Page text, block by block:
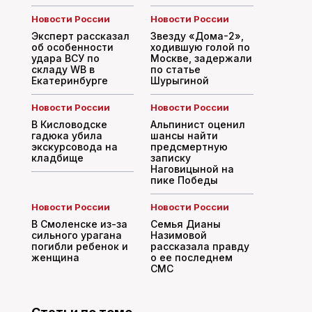
Новости России
Эксперт рассказал
об особенности
удара ВСУ по
складу WB в
Екатеринбурге
Новости России
Звезду «Дома-2»,
ходившую голой по
Москве, задержали
по статье
Шурыгиной
Новости России
В Кисловодске
гадюка убила
экскурсовода на
кладбище
Новости России
Альпинист оценил
шансы найти
предсмертную
записку
Наговицыной на
пике Победы
Новости России
В Смоленске из-за
сильного урагана
погибли ребенок и
женщина
Новости России
Семья Дианы
Назимовой
рассказала правду
о ее последнем
СМС